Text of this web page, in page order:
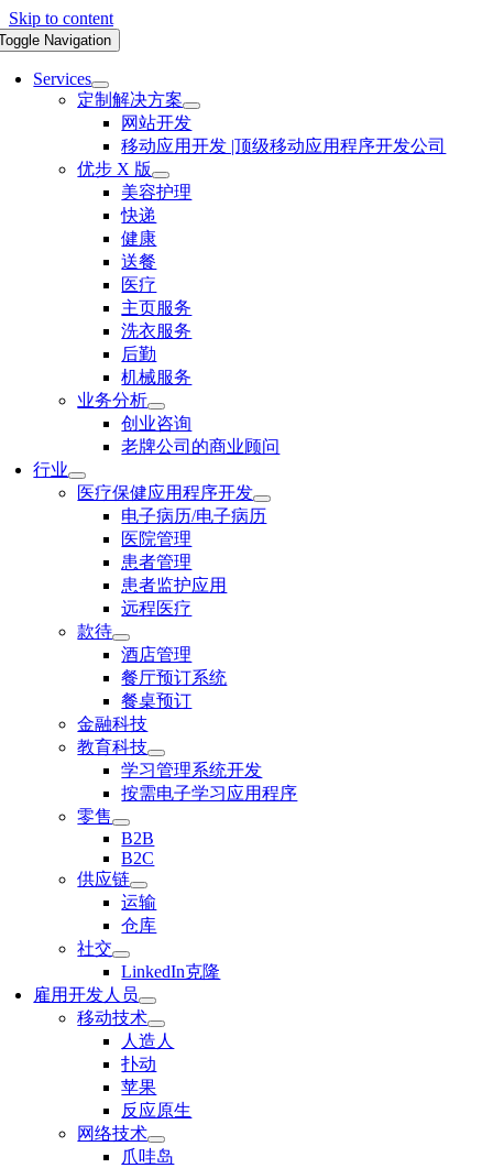
Skip to content
Navigation
Services
定制解决方案
网站开发
移动应用开发 |顶级移动应用程序开发公司
优步 X 版
美容护理
快递
健康
送餐
医疗
主页服务
洗衣服务
后勤
机械服务
业务分析
创业咨询
老牌公司的商业顾问
行业
医疗保健应用程序开发
电子病历/电子病历
医院管理
患者管理
患者监护应用
远程医疗
款待
酒店管理
餐厅预订系统
餐桌预订
金融科技
教育科技
学习管理系统开发
按需电子学习应用程序
零售
B2B
B2C
供应链
运输
仓库
社交
LinkedIn克隆
雇用开发人员
移动技术
人造人
扑动
苹果
反应原生
网络技术
爪哇岛